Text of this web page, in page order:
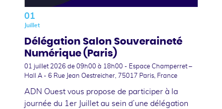
01
Juillet
Délégation Salon Souveraineté
Numérique (Paris)
01 juillet 2026 de 09h00 à 18h00 - Espace Champerret –
Hall A - 6 Rue Jean Oestreicher, 75017 Paris, France
ADN Ouest vous propose de participer à la
journée du 1er Juillet au sein d’une délégation